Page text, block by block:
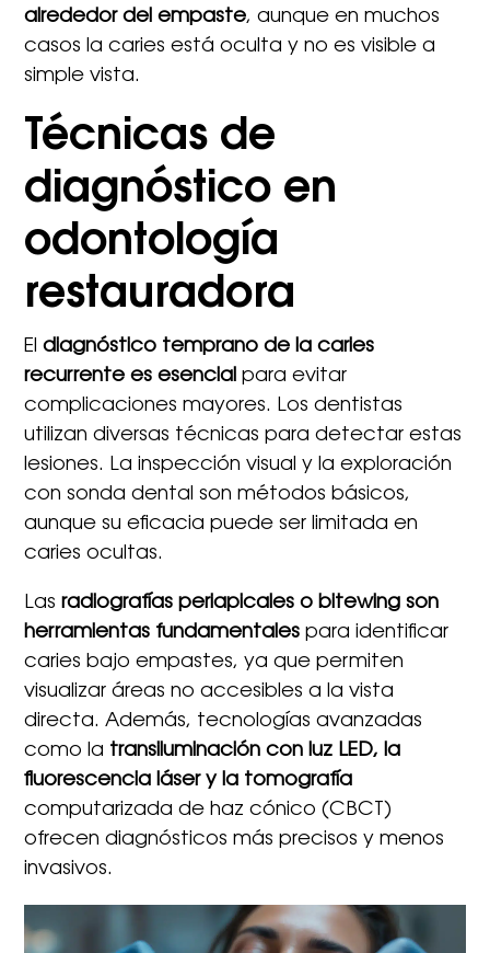
alrededor del empaste, aunque en muchos
casos la caries está oculta y no es visible a
simple vista.
Técnicas de
diagnóstico en
odontología
restauradora
Eldiagnóstico temprano de la caries
recurrente es esencial para evitar
complicaciones mayores. Los dentistas
utilizan diversas técnicas para detectar estas
lesiones. La inspección visual y la exploración
con sonda dental son métodos básicos,
aunque su eficacia puede ser limitada en
caries ocultas.
Lasradiografías periapicales o bitewing son
herramientas fundamentales para identificar
caries bajo empastes, ya que permiten
visualizar áreas no accesibles a la vista
directa. Además, tecnologías avanzadas
como la transiluminación con luz LED, la
fluorescencia láser y la tomografía
computarizada de haz cónico (CBCT)
ofrecen diagnósticos más precisos y menos
invasivos.